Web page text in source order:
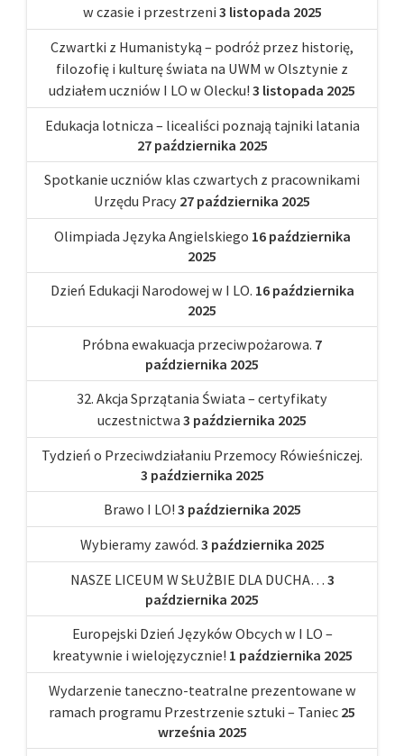
w czasie i przestrzeni 3 listopada 2025
Czwartki z Humanistyką – podróż przez historię,
filozofię i kulturę świata na UWM w Olsztynie z
udziałem uczniów I LO w Olecku! 3 listopada 2025
Edukacja lotnicza – licealiści poznają tajniki latania
27 października 2025
Spotkanie uczniów klas czwartych z pracownikami
Urzędu Pracy 27 października 2025
Olimpiada Języka Angielskiego 16 października
2025
Dzień Edukacji Narodowej w I LO. 16 października
2025
Próbna ewakuacja przeciwpożarowa. 7
października 2025
32. Akcja Sprzątania Świata – certyfikaty
uczestnictwa 3 października 2025
Tydzień o Przeciwdziałaniu Przemocy Rówieśniczej.
3 października 2025
Brawo I LO! 3 października 2025
Wybieramy zawód. 3 października 2025
NASZE LICEUM W SŁUŻBIE DLA DUCHA… 3
października 2025
Europejski Dzień Języków Obcych w I LO –
kreatywnie i wielojęzycznie! 1 października 2025
Wydarzenie taneczno-teatralne prezentowane w
ramach programu Przestrzenie sztuki – Taniec 25
września 2025